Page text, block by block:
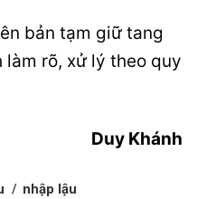
bản tạm giữ tang
rõ, xử lý theo quy
Duy Khánh
nhập lậu